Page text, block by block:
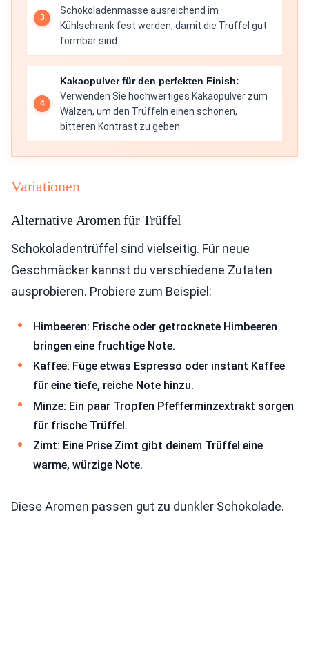
Schokoladenmasse ausreichend im
Kühlschrank fest werden, damit die Trüffel gut
formbar sind.
Kakaopulver für den perfekten Finish:
Verwenden Sie hochwertiges Kakaopulver zum
Wälzen, um den Trüffeln einen schönen,
bitteren Kontrast zu geben.
Variationen
Alternative Aromen für Trüffel
Schokoladentrüffel sind vielseitig. Für neue
Geschmäcker kannst du verschiedene Zutaten
ausprobieren. Probiere zum Beispiel:
Himbeeren: Frische oder getrocknete Himbeeren
bringen eine fruchtige Note.
Kaffee: Füge etwas Espresso oder instant Kaffee
für eine tiefe, reiche Note hinzu.
Minze: Ein paar Tropfen Pfefferminzextrakt sorgen
für frische Trüffel.
Zimt: Eine Prise Zimt gibt deinem Trüffel eine
warme, würzige Note.
Diese Aromen passen gut zu dunkler Schokolade.